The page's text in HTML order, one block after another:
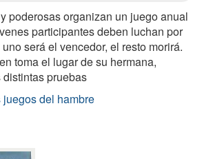
poderosas organizan un juego anual
participantes deben luchan por
será el vencedor, el resto morirá.
toma el lugar de su hermana,
pruebas
del hambre